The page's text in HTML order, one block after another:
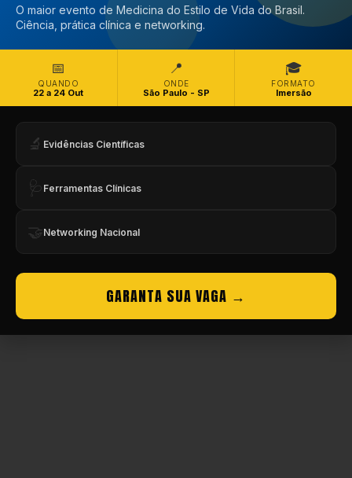
O maior evento de Medicina do Estilo de Vida do Brasil.
Ciência, prática clínica e networking.
📅
QUANDO
22 a 24 Out
📍
ONDE
São Paulo - SP
🎓
FORMATO
Imersão
🔬 Evidências Científicas
🩺 Ferramentas Clínicas
🤝 Networking Nacional
GARANTA SUA VAGA →